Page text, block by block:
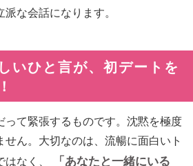
な会話になります。
いひと言が、初デートを
って緊張するものです。沈黙を極度
せん。大切なのは、流暢に面白いト
なく、
「あなたと一緒にいる